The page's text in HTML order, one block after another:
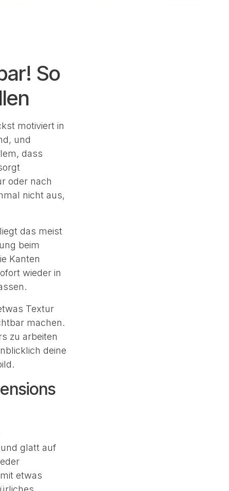
So
motiviert in
und
dass
oder nach
nicht aus,
das meist
beim
Kanten
wieder in
Textur
machen.
zu arbeiten
deine
glatt auf
etwas